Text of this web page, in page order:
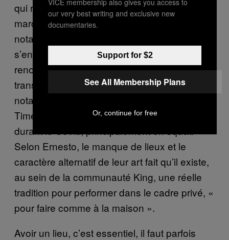
qui reste la porte d’entrée dans ce milieu
marqué par son aspect alternatif. C’est
notamment le cas d’Enby, qui a commencé à
s’entraîner puis à faire des shows en
rencontrant des collectifs et des personnes
trans en squat. Avec Blanket, iels ont
notamment créé le Not Allowed / Glitters
Time, un collectif de drag qui performait
durant le Covid, principalement en squat.
Selon Ernesto, le manque de lieux et le
caractère alternatif de leur art fait qu’il existe,
au sein de la communauté King, une réelle
tradition pour performer dans le cadre privé, «
pour faire comme à la maison ».
Avoir un lieu, c’est essentiel, il faut parfois
our very best writing and exclusive new
documentaries.
Support for $2
See All Membership Plans
Or, continue for free